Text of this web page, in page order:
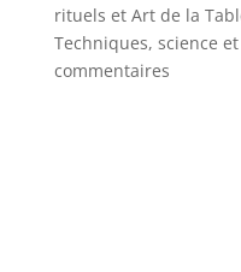
rituels et Art de la
Techniques, science
commentaires